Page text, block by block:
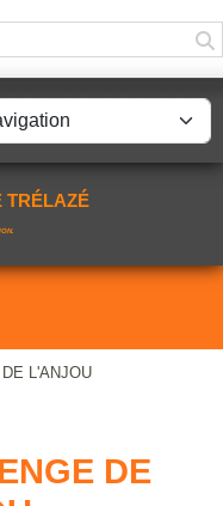
TRÉLAZÉ
L'ANJOU
DE